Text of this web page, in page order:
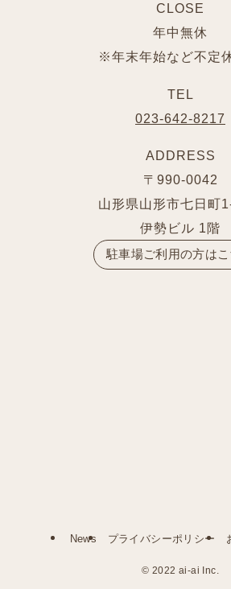
CLOSE
年中無休
※年末年始など不定
TEL
023-642-8217
ADDRESS
〒990-0042
山形県山形市七日町
伊勢ビル 1階
駐車場ご利用の方はこ
News プライバシーポリシー
© 2022 ai-ai Inc.